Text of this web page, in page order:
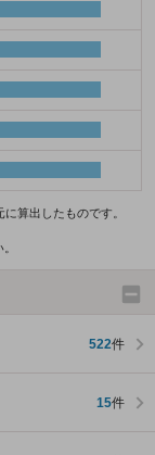
算出したものです。
522件
15件